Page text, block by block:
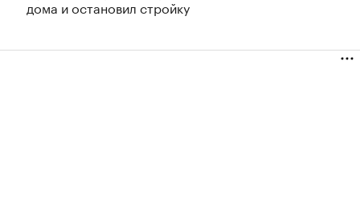
дома и остановил стройку